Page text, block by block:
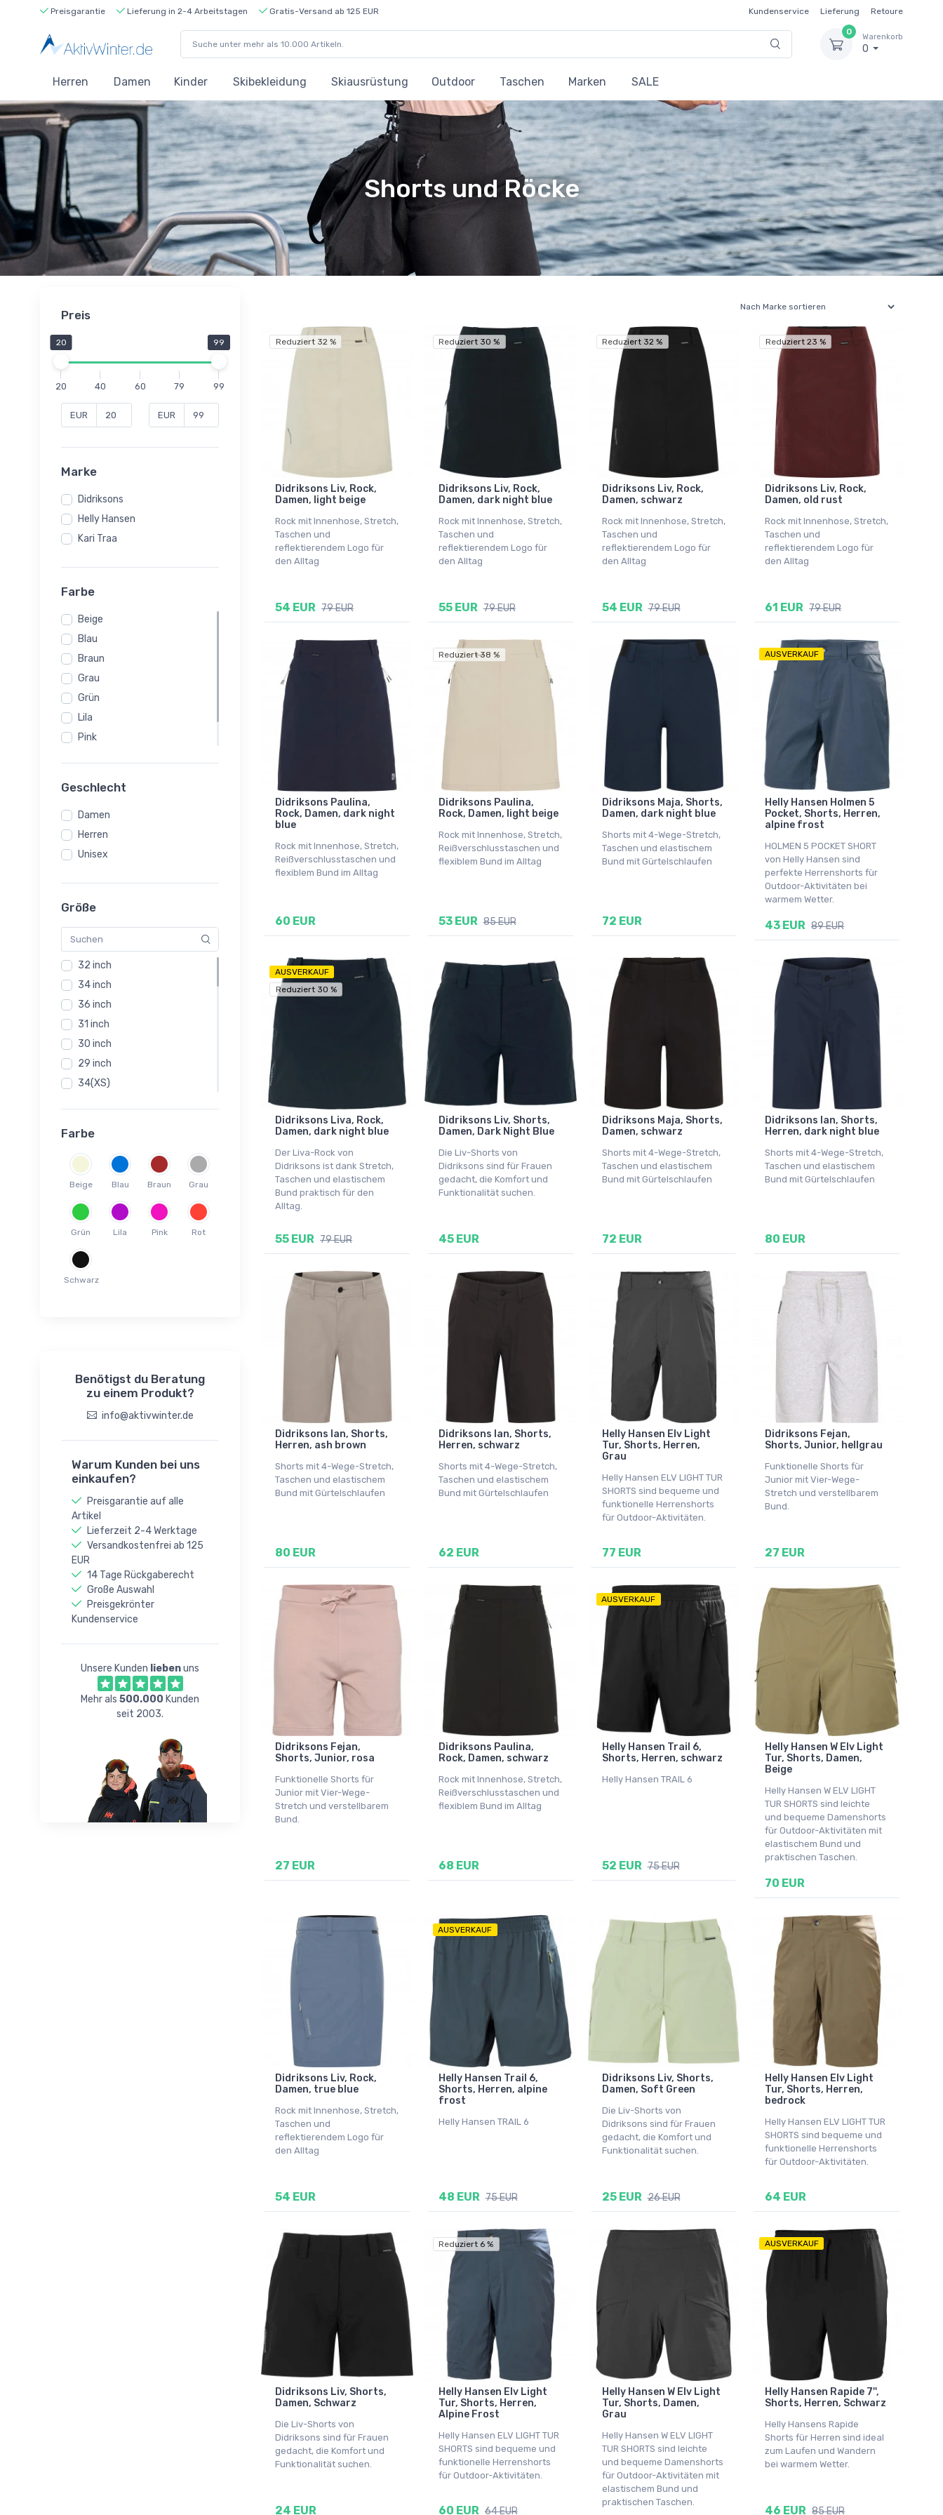
Preisgarantie Lieferung in 2-4 Arbeitstagen Gratis-Versand ab 125 EUR Kundenservice Lieferung Retoure
0
Warenkorb
0
Herren Damen Kinder Skibekleidung Skiausrüstung Outdoor Taschen Marken SALE
Shorts und Röcke
Preis
20 99
20 40 60 79 99
EUR EUR
Marke
Didriksons
Helly Hansen
Kari Traa
Farbe
Beige
Blau
Braun
Grau
Grün
Lila
Pink
Geschlecht
Damen
Herren
Unisex
Größe
32 inch
34 inch
36 inch
31 inch
30 inch
29 inch
34(XS)
34
36(S)
38(M)
40(L)
44(XXL)
46(3XL)
XL(54)
XXL(56)
120
150
160
30
32
36
38
Farbe
Beige Blau Braun Grau
Grün Lila Pink Rot
Schwarz
Benötigst du Beratung
zu einem Produkt?
info@aktivwinter.de
Warum Kunden bei uns
einkaufen?
Preisgarantie auf alle
Artikel
Lieferzeit 2-4 Werktage
Versandkostenfrei ab 125
EUR
14 Tage Rückgaberecht
Große Auswahl
Preisgekrönter
Kundenservice
Unsere Kunden liebenuns
Mehr als 500.000 Kunden
seit 2003.
Reduziert 32 %
Didriksons Liv, Rock,
Damen, light beige
Rock mit Innenhose, Stretch,
Taschen und
reflektierendem Logo für
den Alltag
54 EUR 79 EUR
Reduziert 30 %
Didriksons Liv, Rock,
Damen, dark night blue
Rock mit Innenhose, Stretch,
Taschen und
reflektierendem Logo für
den Alltag
55 EUR 79 EUR
Reduziert 32 %
Didriksons Liv, Rock,
Damen, schwarz
Rock mit Innenhose, Stretch,
Taschen und
reflektierendem Logo für
den Alltag
54 EUR 79 EUR
Reduziert 23 %
Didriksons Liv, Rock,
Damen, old rust
Rock mit Innenhose, Stretch,
Taschen und
reflektierendem Logo für
den Alltag
61 EUR 79 EUR
Didriksons Paulina,
Rock, Damen, dark night
blue
Rock mit Innenhose, Stretch,
Reißverschlusstaschen und
flexiblem Bund im Alltag
60 EUR
Reduziert 38 %
Didriksons Paulina,
Rock, Damen, light beige
Rock mit Innenhose, Stretch,
Reißverschlusstaschen und
flexiblem Bund im Alltag
53 EUR 85 EUR
Didriksons Maja, Shorts,
Damen, dark night blue
Shorts mit 4-Wege-Stretch,
Taschen und elastischem
Bund mit Gürtelschlaufen
72 EUR
AUSVERKAUF
Helly Hansen Holmen 5
Pocket, Shorts, Herren,
alpine frost
HOLMEN 5 POCKET SHORT
von Helly Hansen sind
perfekte Herrenshorts für
Outdoor-Aktivitäten bei
warmem Wetter.
43 EUR 89 EUR
AUSVERKAUF
Reduziert 30 %
Didriksons Liva, Rock,
Damen, dark night blue
Der Liva-Rock von
Didriksons ist dank Stretch,
Taschen und elastischem
Bund praktisch für den
Alltag.
55 EUR 79 EUR
Didriksons Liv, Shorts,
Damen, Dark Night Blue
Die Liv-Shorts von
Didriksons sind für Frauen
gedacht, die Komfort und
Funktionalität suchen.
45 EUR
Didriksons Maja, Shorts,
Damen, schwarz
Shorts mit 4-Wege-Stretch,
Taschen und elastischem
Bund mit Gürtelschlaufen
72 EUR
Didriksons Ian, Shorts,
Herren, dark night blue
Shorts mit 4-Wege-Stretch,
Taschen und elastischem
Bund mit Gürtelschlaufen
80 EUR
Didriksons Ian, Shorts,
Herren, ash brown
Shorts mit 4-Wege-Stretch,
Taschen und elastischem
Bund mit Gürtelschlaufen
80 EUR
Didriksons Ian, Shorts,
Herren, schwarz
Shorts mit 4-Wege-Stretch,
Taschen und elastischem
Bund mit Gürtelschlaufen
62 EUR
Helly Hansen Elv Light
Tur, Shorts, Herren,
Grau
Helly Hansen ELV LIGHT TUR
SHORTS sind bequeme und
funktionelle Herrenshorts
für Outdoor-Aktivitäten.
77 EUR
Didriksons Fejan,
Shorts, Junior, hellgrau
Funktionelle Shorts für
Junior mit Vier-Wege-
Stretch und verstellbarem
Bund.
27 EUR
Didriksons Fejan,
Shorts, Junior, rosa
Funktionelle Shorts für
Junior mit Vier-Wege-
Stretch und verstellbarem
Bund.
27 EUR
Didriksons Paulina,
Rock, Damen, schwarz
Rock mit Innenhose, Stretch,
Reißverschlusstaschen und
flexiblem Bund im Alltag
68 EUR
AUSVERKAUF
Helly Hansen Trail 6,
Shorts, Herren, schwarz
Helly Hansen TRAIL 6
52 EUR 75 EUR
Helly Hansen W Elv Light
Tur, Shorts, Damen,
Beige
Helly Hansen W ELV LIGHT
TUR SHORTS sind leichte
und bequeme Damenshorts
für Outdoor-Aktivitäten mit
elastischem Bund und
praktischen Taschen.
70 EUR
Didriksons Liv, Rock,
Damen, true blue
Rock mit Innenhose, Stretch,
Taschen und
reflektierendem Logo für
den Alltag
54 EUR
AUSVERKAUF
Helly Hansen Trail 6,
Shorts, Herren, alpine
frost
Helly Hansen TRAIL 6
48 EUR 75 EUR
Didriksons Liv, Shorts,
Damen, Soft Green
Die Liv-Shorts von
Didriksons sind für Frauen
gedacht, die Komfort und
Funktionalität suchen.
25 EUR 26 EUR
Helly Hansen Elv Light
Tur, Shorts, Herren,
bedrock
Helly Hansen ELV LIGHT TUR
SHORTS sind bequeme und
funktionelle Herrenshorts
für Outdoor-Aktivitäten.
64 EUR
Didriksons Liv, Shorts,
Damen, Schwarz
Die Liv-Shorts von
Didriksons sind für Frauen
gedacht, die Komfort und
Funktionalität suchen.
24 EUR
Reduziert 6 %
Helly Hansen Elv Light
Tur, Shorts, Herren,
Alpine Frost
Helly Hansen ELV LIGHT TUR
SHORTS sind bequeme und
funktionelle Herrenshorts
für Outdoor-Aktivitäten.
60 EUR 64 EUR
Helly Hansen W Elv Light
Tur, Shorts, Damen,
Grau
Helly Hansen W ELV LIGHT
TUR SHORTS sind leichte
und bequeme Damenshorts
für Outdoor-Aktivitäten mit
elastischem Bund und
praktischen Taschen.
AUSVERKAUF
Helly Hansen Rapide 7'',
Shorts, Herren, Schwarz
Helly Hansens Rapide
Shorts für Herren sind ideal
zum Laufen und Wandern
bei warmem Wetter.
46 EUR 85 EUR